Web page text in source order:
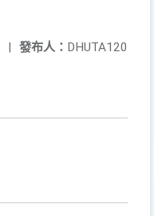
發布人： DHUTA120
|